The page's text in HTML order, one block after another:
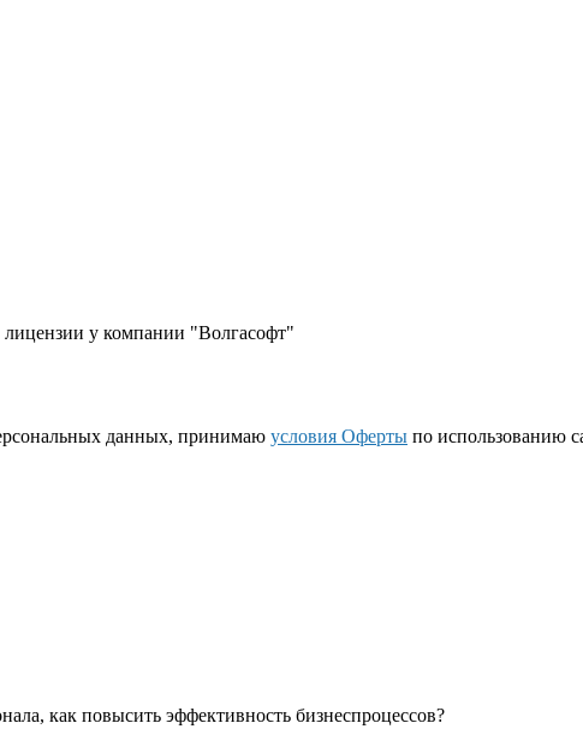
у компании "Волгасофт"
данных, принимаю условия Оферты по использованию
как повысить эффективность бизнес­процессов?